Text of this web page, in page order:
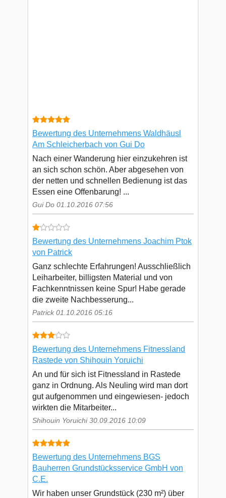
Bewertung des Unternehmens Waldhäusl
Am Schleicherbach von Gui Do
Nach einer Wanderung hier einzukehren ist
an sich schon schön. Aber abgesehen von
der netten und schnellen Bedienung ist das
Essen eine Offenbarung! ...
Gui Do 01.10.2016 07:56
Bewertung des Unternehmens Joachim Ptok
von Patrick
Ganz schlechte Erfahrungen! Ausschließlich
Leiharbeiter, billigsten Material und von
Fachkenntnissen keine Spur! Habe gerade
die zweite Nachbesserung...
Patrick 01.10.2016 05:16
Bewertung des Unternehmens Fitnessland
Rastede von Shihouin Yoruichi
An und für sich ist Fitnessland in Rastede
ganz in Ordnung. Als Neuling wird man dort
gut aufgenommen und eingewiesen- jedoch
wirkten die Mitarbeiter...
Shihouin Yoruichi 30.09.2016 10:09
Bewertung des Unternehmens BGS
Bauherren Grundstücksservice GmbH von
C.E.
Wir haben unser Grundstück (230 m²) über